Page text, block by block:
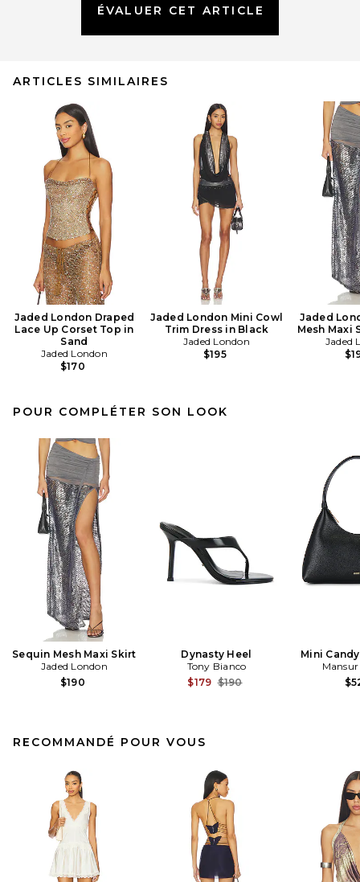
ÉVALUER CET ARTICLE
ARTICLES SIMILAIRES
Jaded London Draped
Lace Up Corset Top in
Sand
Jaded London
$170
Jaded London Mini Cowl
Trim Dress in Black
Jaded London
$195
Jaded
Mesh Maxi
Jaded
POUR COMPLÉTER SON LOOK
Sequin Mesh Maxi Skirt
Jaded London
$190
Dynasty Heel
Tony Bianco
$179 Previous price:
$190
Mini
RECOMMANDÉ POUR VOUS